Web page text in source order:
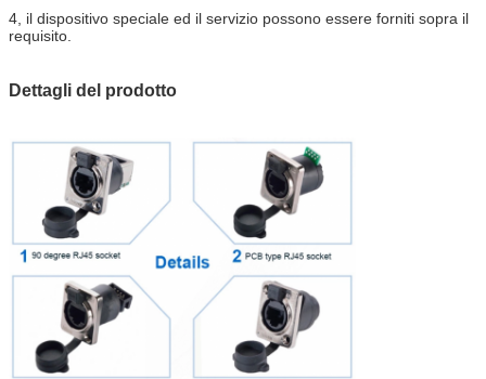
4, il dispositivo speciale ed il servizio possono essere forniti sopra il
requisito.
Dettagli del prodotto